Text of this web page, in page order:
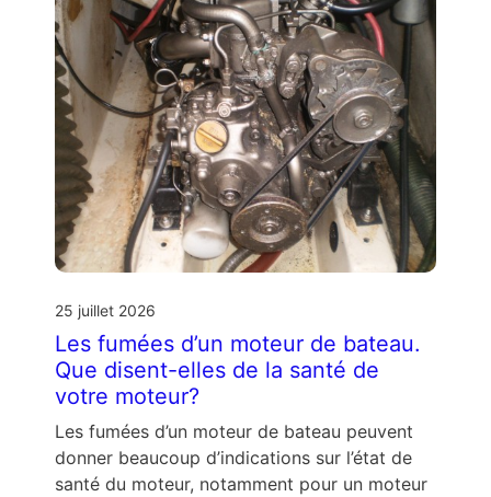
25 juillet 2026
Les fumées d’un moteur de bateau.
Que disent-elles de la santé de
votre moteur?
Les fumées d’un moteur de bateau peuvent
donner beaucoup d’indications sur l’état de
santé du moteur, notamment pour un moteur